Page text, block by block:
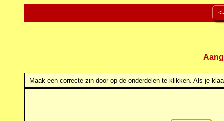
Maak een correcte zin door op de onderdelen te klikken. Als je